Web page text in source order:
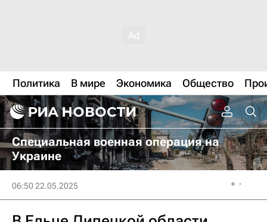
Политика В мире Экономика Общество
Специальная военная операция на
Украине
06:50 22.05.2025